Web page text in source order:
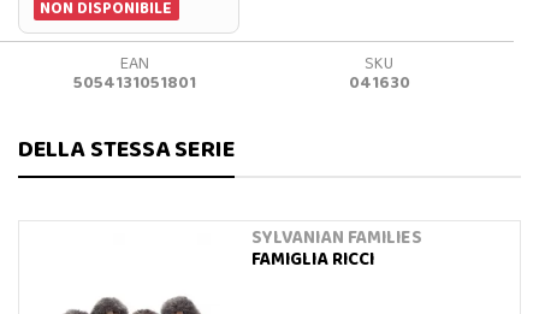
NON DISPONIBILE
EAN
5054131051801
SKU
041630
DELLA STESSA SERIE
SYLVANIAN FAMILIES
FAMIGLIA RICCI